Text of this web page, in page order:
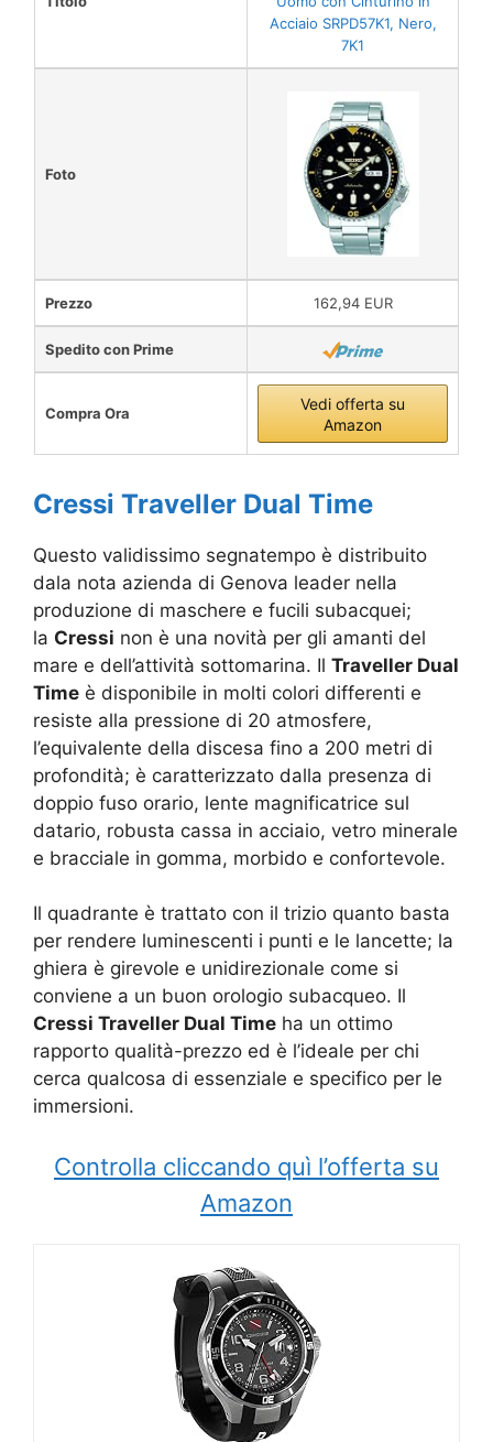
Acciaio SRPD57K1, Nero,
7K1
Foto
Prezzo 162,94 EUR
Spedito con Prime
Compra Ora
Vedi offerta su
Amazon
Cressi Traveller Dual Time
Questo validissimo segnatempo è distribuito
dala nota azienda di Genova leader nella
produzione di maschere e fucili subacquei;
la Cressi non è una novità per gli amanti del
mare e dell’attività sottomarina. Il Traveller Dual
Time è disponibile in molti colori differenti e
resiste alla pressione di 20 atmosfere,
l’equivalente della discesa fino a 200 metri di
profondità; è caratterizzato dalla presenza di
doppio fuso orario, lente magnificatrice sul
datario, robusta cassa in acciaio, vetro minerale
e bracciale in gomma, morbido e confortevole.
Il quadrante è trattato con il trizio quanto basta
per rendere luminescenti i punti e le lancette; la
ghiera è girevole e unidirezionale come si
conviene a un buon orologio subacqueo. Il
Cressi Traveller Dual Time ha un ottimo
rapporto qualità-prezzo ed è l’ideale per chi
cerca qualcosa di essenziale e specifico per le
immersioni.
Controlla cliccando quì l’offerta su
Amazon